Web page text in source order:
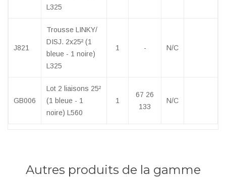
L325
J821
Trousse LINKY/
DISJ. 2x25² (1
bleue - 1 noire)
L325
1 - N/C
GB006
Lot 2 liaisons 25²
(1 bleue - 1
noire) L560
1
67 26
133
N/C
Autres produits de la gamme